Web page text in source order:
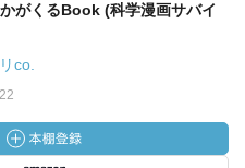
がくるBook (科学漫画サバイ
co.
22